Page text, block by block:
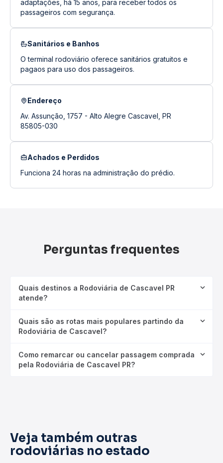
adaptações, há 15 anos, para receber todos os
passageiros com segurança.
Sanitários e Banhos
O terminal rodoviário oferece sanitários gratuitos e
pagaos para uso dos passageiros.
Endereço
Av. Assunção, 1757 - Alto Alegre Cascavel, PR
85805-030
Achados e Perdidos
Funciona 24 horas na administração do prédio.
Perguntas frequentes
Quais destinos a Rodoviária de Cascavel PR
atende?
Quais são as rotas mais populares partindo da
Rodoviária de Cascavel?
Como remarcar ou cancelar passagem comprada
pela Rodoviária de Cascavel PR?
Veja também outras
rodoviárias no estado